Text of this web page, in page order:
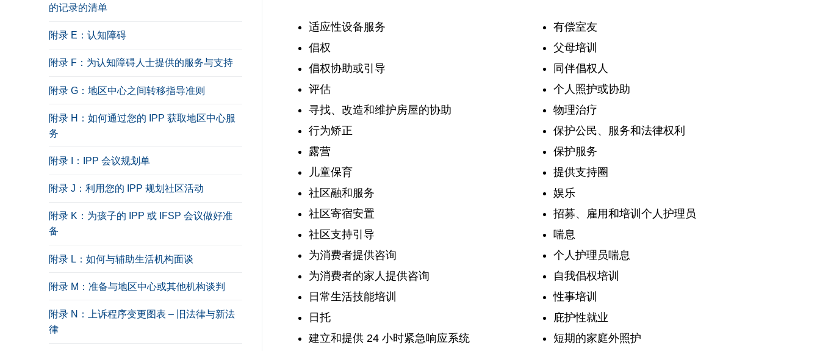
的记录的清单
附录 E：认知障碍
附录 F：为认知障碍人士提供的服务与支持
附录 G：地区中心之间转移指导准则
附录 H：如何通过您的 IPP 获取地区中心服
务
附录 I：IPP 会议规划单
附录 J：利用您的 IPP 规划社区活动
附录 K：为孩子的 IPP 或 IFSP 会议做好准
备
附录 L：如何与辅助生活机构面谈
附录 M：准备与地区中心或其他机构谈判
附录 N：上诉程序变更图表 – 旧法律与新法
律
适应性设备服务
倡权
倡权协助或引导
评估
寻找、改造和维护房屋的协助
行为矫正
露营
儿童保育
社区融和服务
社区寄宿安置
社区支持引导
为消费者提供咨询
为消费者的家人提供咨询
日常生活技能培训
日托
建立和提供 24 小时紧急响应系统
有偿室友
父母培训
同伴倡权人
个人照护或协助
物理治疗
保护公民、服务和法律权利
保护服务
提供支持圈
娱乐
招募、雇用和培训个人护理员
喘息
个人护理员喘息
自我倡权培训
性事培训
庇护性就业
短期的家庭外照护